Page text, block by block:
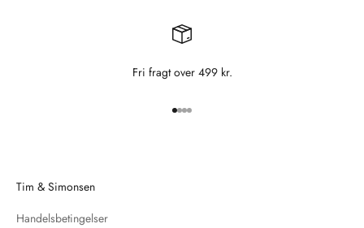
Fri fragt over 499 kr.
Gå til element 1
Gå til element 2
Gå til element 3
Gå til element 4
Tim & Simonsen
Handelsbetingelser